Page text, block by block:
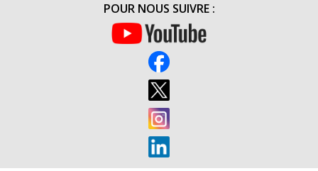
POUR NOUS SUIVRE :